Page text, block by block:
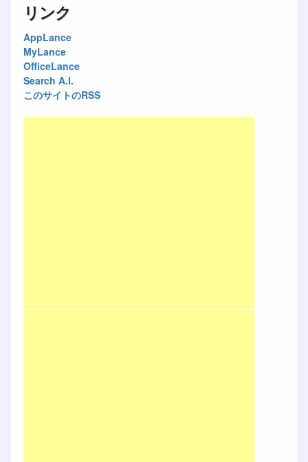
リンク
AppLance
MyLance
OfficeLance
Search A.I.
このサイトのRSS